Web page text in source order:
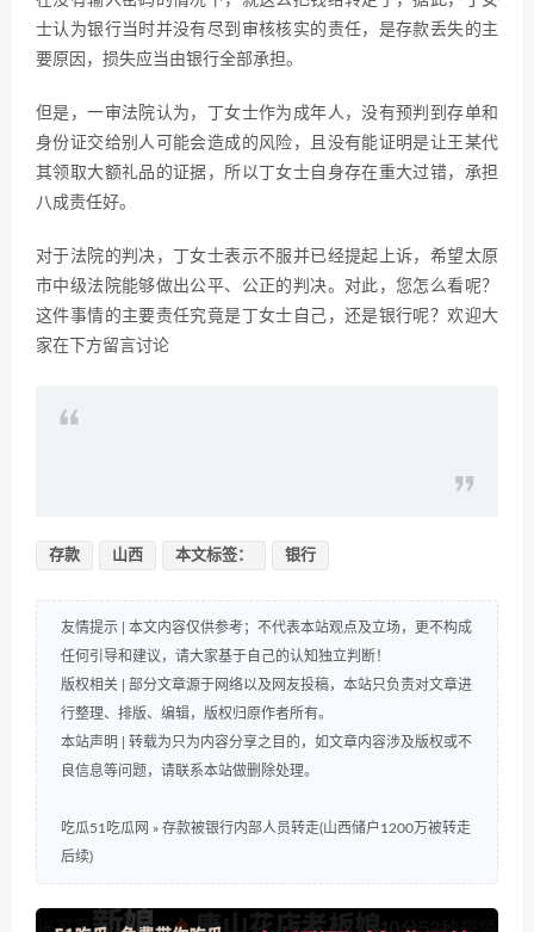
士认为银行当时并没有尽到审核核实的责任，是存款丢失的主
要原因，损失应当由银行全部承担。
但是，一审法院认为，丁女士作为成年人，没有预判到存单和
身份证交给别人可能会造成的风险，且没有能证明是让王某代
其领取大额礼品的证据，所以丁女士自身存在重大过错，承担
八成责任好。
对于法院的判决，丁女士表示不服并已经提起上诉，希望太原
市中级法院能够做出公平、公正的判决。对此，您怎么看呢？
这件事情的主要责任究竟是丁女士自己，还是银行呢？欢迎大
家在下方留言讨论
存款 山西 本文标签： 银行
友情提示 | 本文内容仅供参考；不代表本站观点及立场，更不构成
任何引导和建议，请大家基于自己的认知独立判断！
版权相关 | 部分文章源于网络以及网友投稿，本站只负责对文章进
行整理、排版、编辑，版权归原作者所有。
本站声明 | 转载为只为内容分享之目的，如文章内容涉及版权或不
良信息等问题，请联系本站做删除处理。
吃瓜51吃瓜网 » 存款被银行内部人员转走(山西储户1200万被转走
后续)